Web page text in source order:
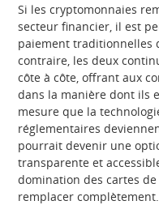
Si les cryptomonnaies
secteur financier, il est
paiement traditionnelles
contraire, les deux
côte à côte, offrant aux
dans la manière dont ils
mesure que la
réglementaires
pourrait devenir une
transparente et
domination des cartes
remplacer complètement.